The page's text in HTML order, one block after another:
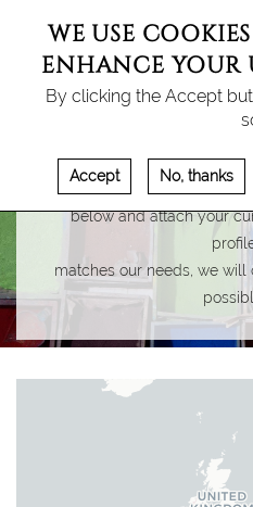
WE USE
ENHANCE YOUR
By clicking the Accept
Accept No, thanks
You'd like to join our
below and attach your
matches our needs, we will